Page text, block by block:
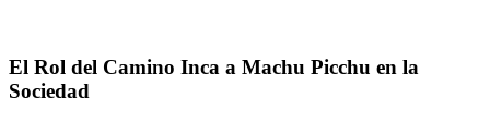
El Rol del Camino Inca a Machu Picchu en la
Sociedad